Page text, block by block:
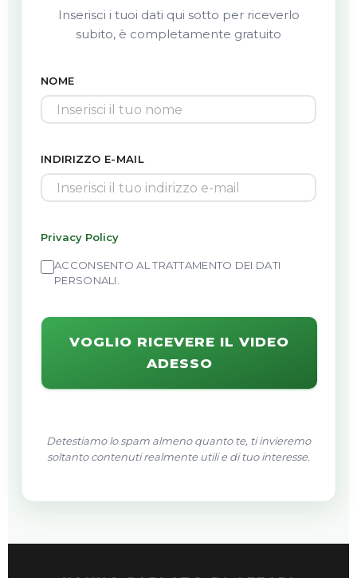
Inserisci i tuoi dati qui sotto per riceverlo
subito, è completamente gratuito
NOME
INDIRIZZO E-MAIL
Privacy Policy
ACCONSENTO AL TRATTAMENTO DEI DATI
PERSONALI.
VOGLIO RICEVERE IL VIDEO
ADESSO
Detestiamo lo spam almeno quanto te, ti invieremo
soltanto contenuti realmente utili e di tuo interesse.